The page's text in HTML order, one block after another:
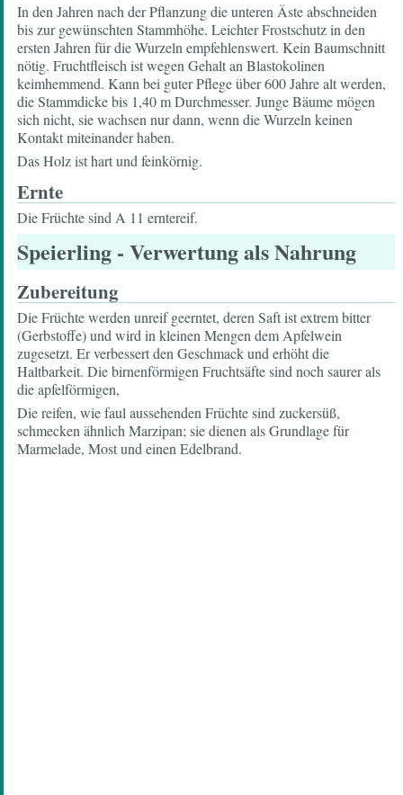
In den Jahren nach der Pflanzung die unteren Äste abschneiden
bis zur gewünschten Stammhöhe. Leichter Frostschutz in den
ersten Jahren für die Wurzeln empfehlenswert. Kein Baumschnitt
nötig. Fruchtfleisch ist wegen Gehalt an Blastokolinen
keimhemmend. Kann bei guter Pflege über 600 Jahre alt werden,
die Stammdicke bis 1,40 m Durchmesser. Junge Bäume mögen
sich nicht, sie wachsen nur dann, wenn die Wurzeln keinen
Kontakt miteinander haben.
Das Holz ist hart und feinkörnig.
Ernte
Die Früchte sind A 11 erntereif.
Speierling - Verwertung als Nahrung
Zubereitung
Die Früchte werden unreif geerntet, deren Saft ist extrem bitter
(Gerbstoffe) und wird in kleinen Mengen dem Apfelwein
zugesetzt. Er verbessert den Geschmack und erhöht die
Haltbarkeit. Die birnenförmigen Fruchtsäfte sind noch saurer als
die apfelförmigen,
Die reifen, wie faul aussehenden Früchte sind zuckersüß,
schmecken ähnlich Marzipan; sie dienen als Grundlage für
Marmelade, Most und einen Edelbrand.